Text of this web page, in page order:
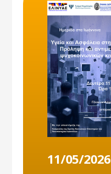
11/05/2026